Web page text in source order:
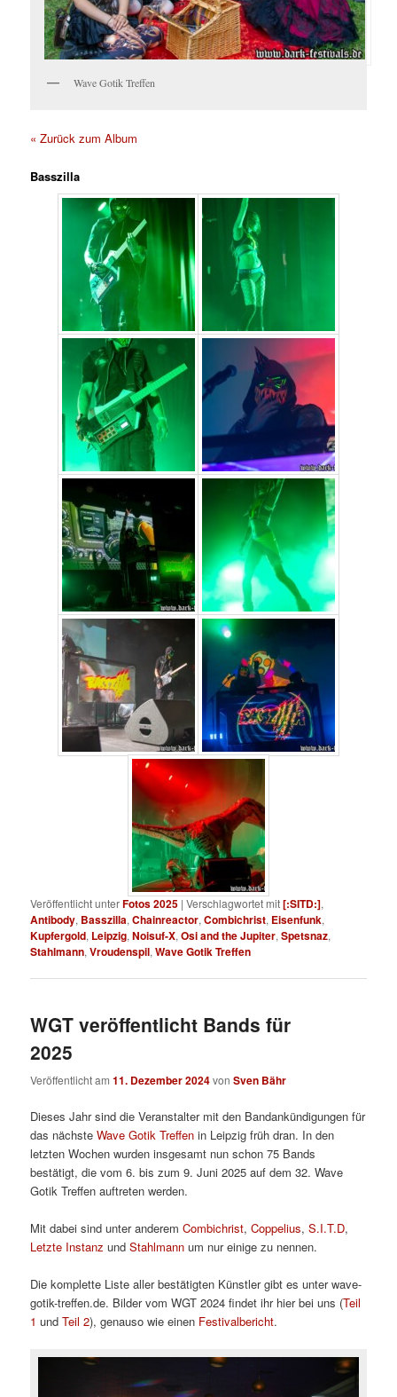
Wave Gotik Treffen
« Zurück zum Album
Basszilla
Veröffentlicht unterFotos 2025 |Verschlagwortet mit[:SITD:],
Antibody, Basszilla,Chainreactor,Combichrist, Eisenfunk,
Kupfergold, Leipzig,Noisuf-X,Osi and the Jupiter,Spetsnaz,
Stahlmann,Vroudenspil,Wave Gotik Treffen
WGT veröffentlicht Bands für
2025
Veröffentlicht am11. Dezember 2024vonSven Bähr
Dieses Jahr sind die Veranstalter mit den Bandankündigungen für
das nächsteWave Gotik Treffen in Leipzig früh dran. In den
letzten Wochen wurden insgesamt nun schon 75 Bands
bestätigt, die vom 6. bis zum 9. Juni 2025 auf dem 32. Wave
Gotik Treffen auftreten werden.
Mit dabei sind unter anderemCombichrist,Coppelius,S.I.T.D,
Letzte Instanz undStahlmannum nur einige zu nennen.
Die komplette Liste aller bestätigten Künstler gibt es unter wave-
gotik-treffen.de. Bilder vom WGT 2024 findet ihr hier bei uns (Teil
1undTeil 2), genauso wie einen Festivalbericht.